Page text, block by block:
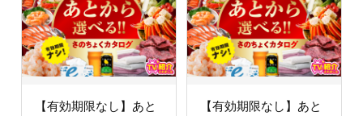
【有効期限なし】あと
【有効期限なし】あと